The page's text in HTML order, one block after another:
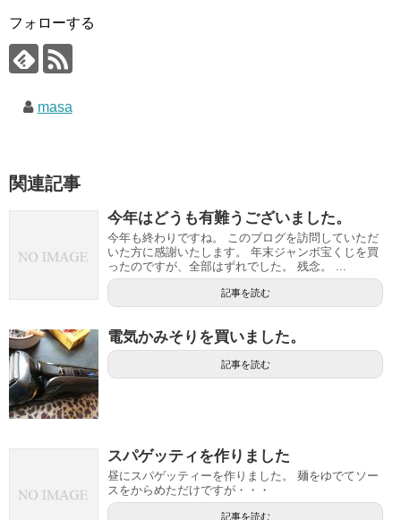
フォローする
masa
関連記事
今年はどうも有難うございました。
今年も終わりですね。 このブログを訪問していただ
いた方に感謝いたします。 年末ジャンボ宝くじを買
ったのですが、全部はずれでした。 残念。 ...
記事を読む
電気かみそりを買いました。
記事を読む
スパゲッティを作りました
昼にスパゲッティーを作りました。 麺をゆでてソー
スをからめただけですが・・・
記事を読む